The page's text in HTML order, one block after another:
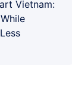
Vietnam: